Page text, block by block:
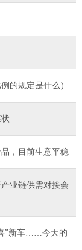
的规定是什么）
，目前生意平稳
业链供需对接会
”新车……今天的